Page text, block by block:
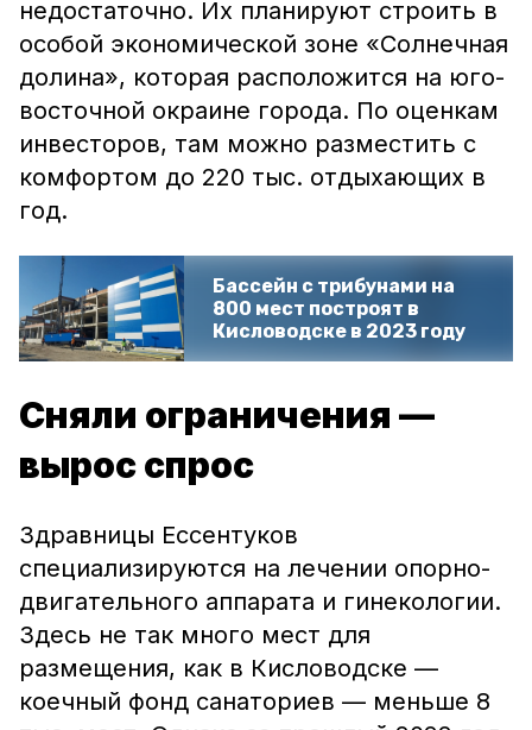
недостаточно. Их планируют строить в
особой экономической зоне «Солнечная
долина», которая расположится на юго-
восточной окраине города. По оценкам
инвесторов, там можно разместить с
комфортом до 220 тыс. отдыхающих в
год.
Бассейн с трибунами на
800 мест построят в
Кисловодске в 2023 году
Сняли ограничения —
вырос спрос
Здравницы Ессентуков
специализируются на лечении опорно-
двигательного аппарата и гинекологии.
Здесь не так много мест для
размещения, как в Кисловодске —
коечный фонд санаториев — меньше 8